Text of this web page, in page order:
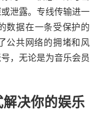
泄露。专线传输进一
数据在一条受保护的
公共网络的拥堵和风
，无论是为音乐会员
决你的娱乐